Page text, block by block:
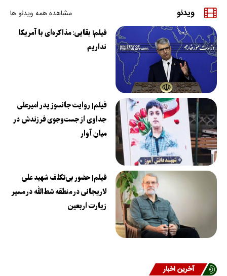
ویدئو مشاهده همه ویدئو ها
فیلمl بقایی: مذاکره‌ای با آمریکا
نداریم
فیلم| روایت جانسوز پدر امیرعلی
جداوی از جست‌وجوی فرزندش در
میان آوار
فیلم| حضور بی‌تکلف شهید علی
لاریجانی در منطقه شط‌الله در مسیر
زیارت اربعین
آخرین اخبار